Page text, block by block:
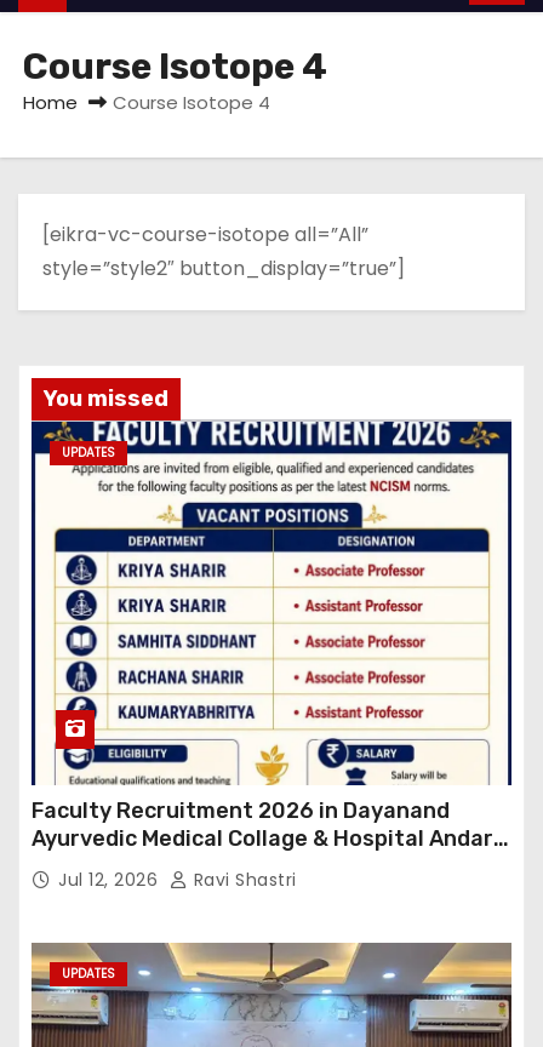
Course Isotope 4
Home Course Isotope 4
[eikra-vc-course-isotope all=”All”
style=”style2″ button_display=”true”]
You missed
UPDATES
Faculty Recruitment 2026 in Dayanand
Ayurvedic Medical Collage & Hospital Andar
Road ,Siwan
Jul 12, 2026 Ravi Shastri
UPDATES